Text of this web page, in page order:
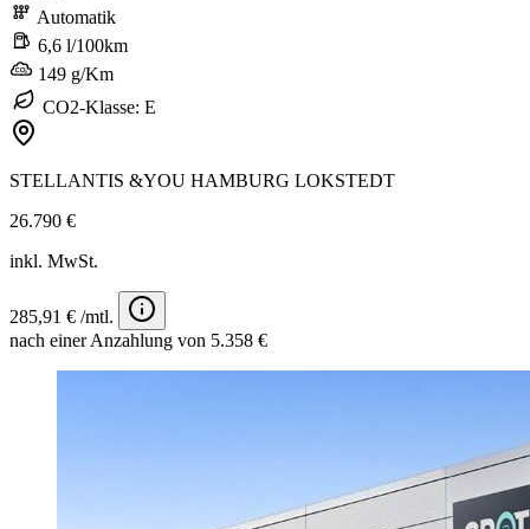
Automatik
6,6 l/100km
149 g/Km
CO2-Klasse: E
STELLANTIS &YOU HAMBURG LOKSTEDT
26.790 €
inkl. MwSt.
285,91 € /mtl.
nach einer Anzahlung von 5.358 €